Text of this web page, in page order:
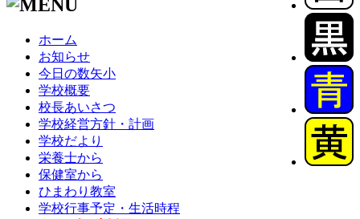
ホーム
お知らせ
今日の数矢小
学校概要
校長あいさつ
学校経営方針・計画
学校だより
栄養士から
保健室から
ひまわり教室
学校行事予定・生活時程